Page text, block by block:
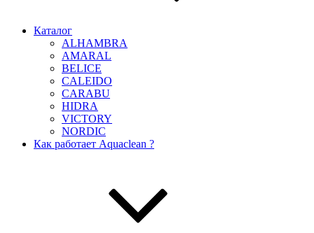
Каталог
ALHAMBRA
AMARAL
BELICE
CALEIDO
CARABU
HIDRA
VICTORY
NORDIC
Как работает Aquaclean ?